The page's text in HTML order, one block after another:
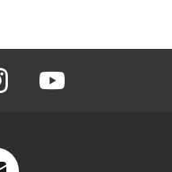
instagram youtube